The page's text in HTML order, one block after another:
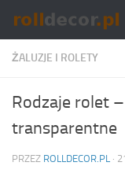
Skip to content
ŻALUZJE I ROLETY
Rodzaje rolet
transparentne
PRZEZ ROLLDECOR.PL ·